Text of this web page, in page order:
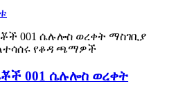
001 ሴሉሎስ ወረቀት